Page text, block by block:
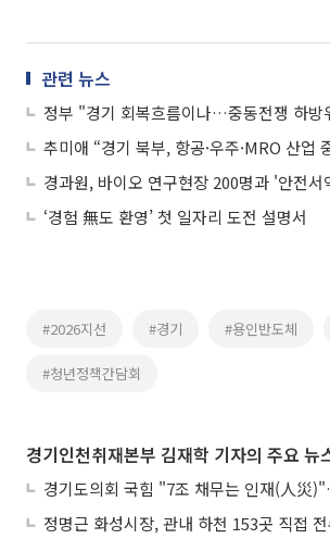
관련 뉴스
정부 "경기 회복흐름이나…중동전쟁 하방
추미애 “경기 북부, 항공·우주·MRO 산업
‘경험 無도 환영’ 첫 일자리 도전 설명서
#2026지선 #경기 #용인반도체
#청년정책간담회
경기인천취재본부 김재학 기자의 주요 뉴